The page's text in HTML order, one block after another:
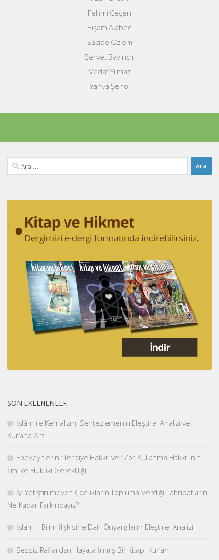
Fehmi Çeçen
Hişam Alabed
Sacide Özlem
Servet Bayındır
Vedat Yılmaz
Yahya Şenol
Arama:
SON EKLENENLER
İslâm ile Kemalizmi Sentezlemenin Eleştirel Analizi ve
Kur’ana Arzı
Ebeveynlerin “Terbiye Hakkı” ve “Zor Kullanma Hakkı” nın
İlmi ve Hukuki Gerekliliği
İyi Yetiştirilmeyen Çocukların Topluma Verdiği Tahribatların
Ne Kadar Farkındayız?
İslam – Bilim İlişkisine Dair Önyargıların Eleştirel Analizi
Sessiz Raflardan Hayata İnmiş Bir Kitap: Kur’an